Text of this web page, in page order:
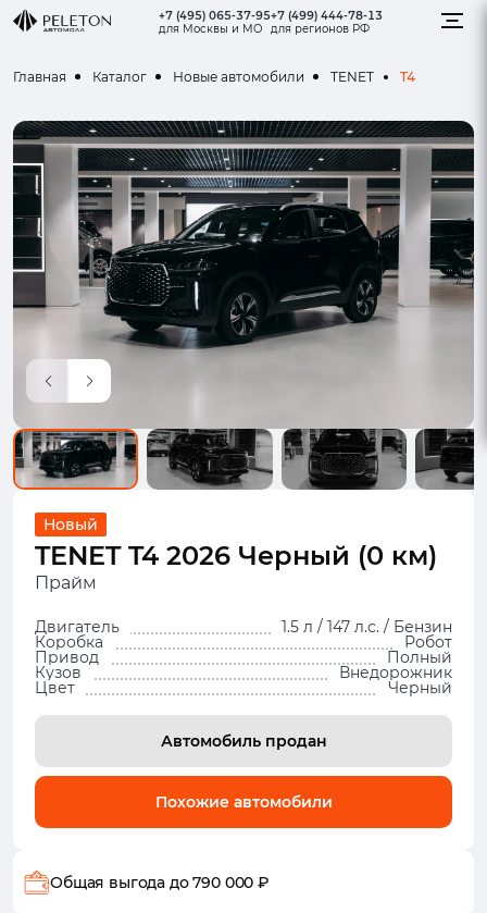
+7 (495) 065-37-95
для Москвы и МО
+7 (499) 444-78-13
для регионов РФ
Главная Каталог Новые автомобили TENET T4
Новый
TENET T4 2026 Черный (0 км)
Прайм
Двигатель 1.5 л / 147 л.с. / Бензин
Коробка Робот
Привод Полный
Кузов Внедорожник
Цвет Черный
Автомобиль продан
Похожие автомобили
Общая выгода до 790 000 ₽